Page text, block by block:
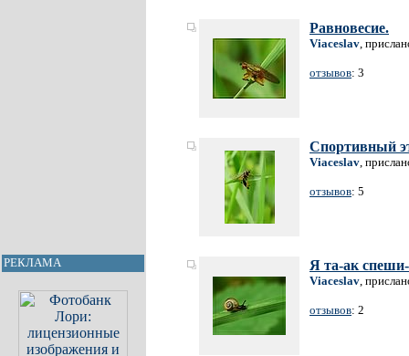
РЕКЛАМА
Равновесие.
Viaceslav,
отзывов: 3
Спортивный
Viaceslav,
отзывов: 5
Я та-ак
Viaceslav,
отзывов: 2